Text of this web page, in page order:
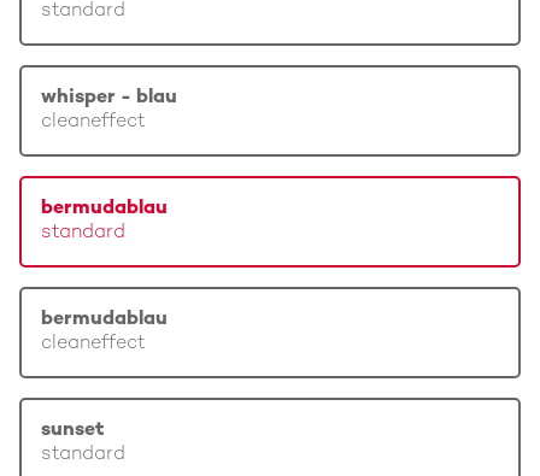
standard
whisper - blau
cleaneffect
bermudablau
standard
bermudablau
cleaneffect
sunset
standard